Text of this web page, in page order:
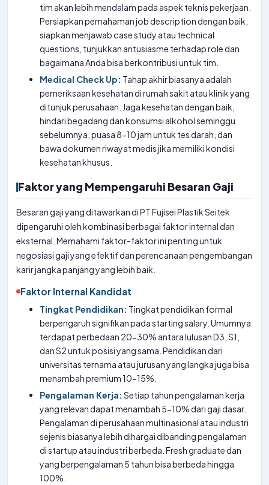
tim akan lebih mendalam pada aspek teknis pekerjaan.
Persiapkan pemahaman job description dengan baik,
siapkan menjawab case study atau technical
questions, tunjukkan antusiasme terhadap role dan
bagaimana Anda bisa berkontribusi untuk tim.
Medical Check Up: Tahap akhir biasanya adalah
pemeriksaan kesehatan di rumah sakit atau klinik yang
ditunjuk perusahaan. Jaga kesehatan dengan baik,
hindari begadang dan konsumsi alkohol seminggu
sebelumnya, puasa 8-10 jam untuk tes darah, dan
bawa dokumen riwayat medis jika memiliki kondisi
kesehatan khusus.
Faktor yang Mempengaruhi Besaran Gaji
Besaran gaji yang ditawarkan di PT Fujisei Plastik Seitek
dipengaruhi oleh kombinasi berbagai faktor internal dan
eksternal. Memahami faktor-faktor ini penting untuk
negosiasi gaji yang efektif dan perencanaan pengembangan
karir jangka panjang yang lebih baik.
Faktor Internal Kandidat
Tingkat Pendidikan: Tingkat pendidikan formal
berpengaruh signifikan pada starting salary. Umumnya
terdapat perbedaan 20-30% antara lulusan D3, S1,
dan S2 untuk posisi yang sama. Pendidikan dari
universitas ternama atau jurusan yang langka juga bisa
menambah premium 10-15%.
Pengalaman Kerja: Setiap tahun pengalaman kerja
yang relevan dapat menambah 5-10% dari gaji dasar.
Pengalaman di perusahaan multinasional atau industri
sejenis biasanya lebih dihargai dibanding pengalaman
di startup atau industri berbeda. Fresh graduate dan
yang berpengalaman 5 tahun bisa berbeda hingga
100%.